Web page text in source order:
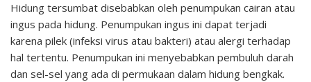
Hidung tersumbat disebabkan oleh penumpukan cairan atau
ingus pada hidung. Penumpukan ingus ini dapat terjadi
karena pilek (infeksi virus atau bakteri) atau alergi terhadap
hal tertentu. Penumpukan ini menyebabkan pembuluh darah
dan sel-sel yang ada di permukaan dalam hidung bengkak.